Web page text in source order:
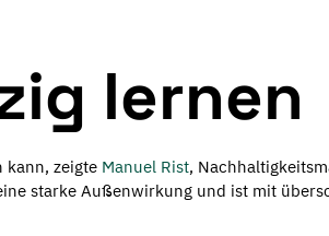
lernen
kann, zeigte Manuel Rist,
starke Außenwirkung und ist mit